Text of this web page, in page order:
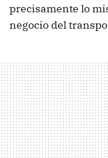
precisamente lo
negocio del